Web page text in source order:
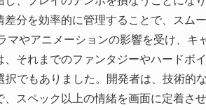
分を効率的に管理することで、スム
やアニメーションの影響を受け、キ
それまでのファンタジーやハードボ
でもありました。開発者は、技術的
スペック以上の情緒を画面に定着さ